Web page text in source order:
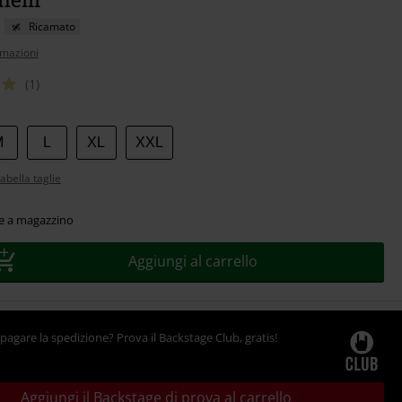
Ricamato
(1)
XL XXL
taglie
a magazzino
Aggiungi al carrello
la spedizione? Prova il Backstage Club, gratis!
Aggiungi il Backstage di prova al carrello